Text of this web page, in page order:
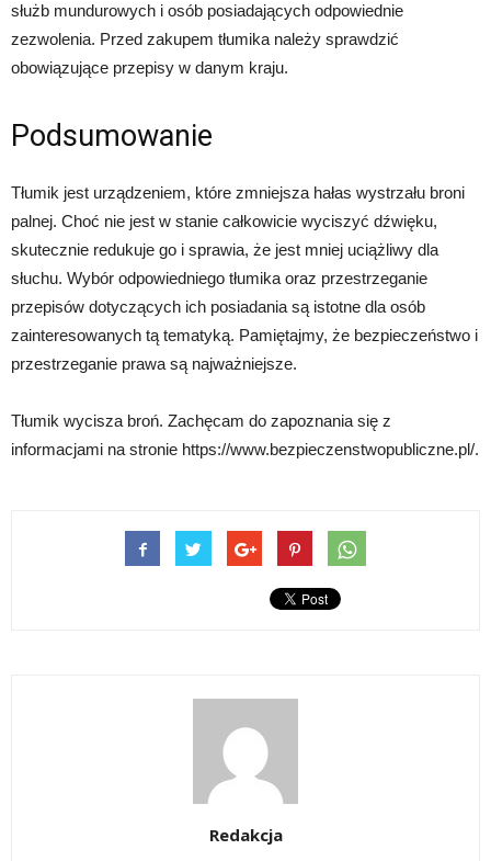
służb mundurowych i osób posiadających odpowiednie
zezwolenia. Przed zakupem tłumika należy sprawdzić
obowiązujące przepisy w danym kraju.
Podsumowanie
Tłumik jest urządzeniem, które zmniejsza hałas wystrzału broni
palnej. Choć nie jest w stanie całkowicie wyciszyć dźwięku,
skutecznie redukuje go i sprawia, że jest mniej uciążliwy dla
słuchu. Wybór odpowiedniego tłumika oraz przestrzeganie
przepisów dotyczących ich posiadania są istotne dla osób
zainteresowanych tą tematyką. Pamiętajmy, że bezpieczeństwo i
przestrzeganie prawa są najważniejsze.
Tłumik wycisza broń. Zachęcam do zapoznania się z
informacjami na stronie https://www.bezpieczenstwopubliczne.pl/.
Redakcja